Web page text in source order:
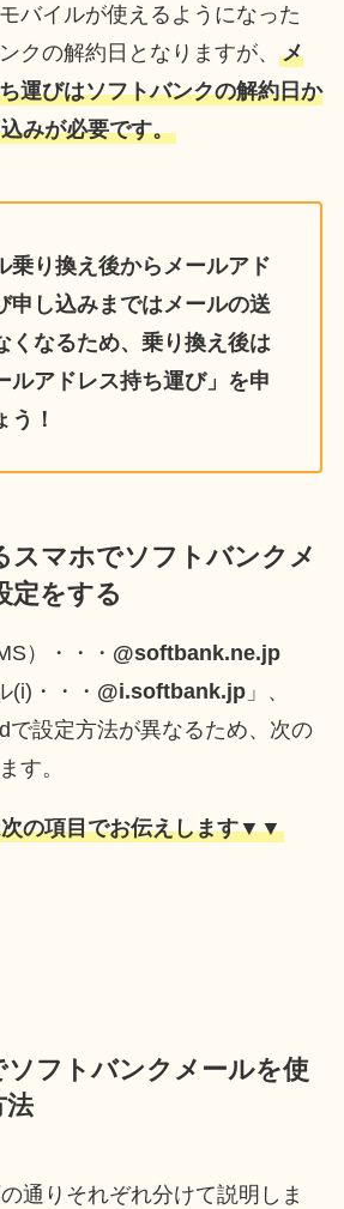
バイルが使えるようになった
クの解約日となりますが、 メ
運びはソフトバンクの解約日か
みが必要です。
乗り換え後からメールアド
申し込みまではメールの送
くなるため、乗り換え後は
ルアドレス持ち運び」を申
う！
スマホでソフトバンクメ
定をする
）・・・ @softbank.ne.jp
(i)・・・ @i.softbank.jp」、
で設定方法が異なるため、次の
す。
の項目でお伝えします▼▼
フトバンクメールを使
法
通りそれぞれ分けて説明しま